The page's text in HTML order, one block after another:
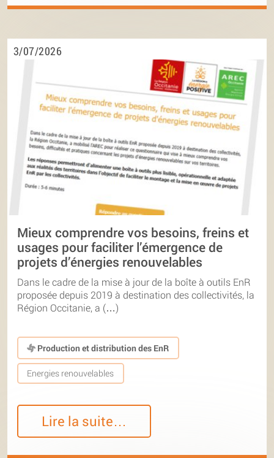
3/07/2026
Mieux comprendre vos besoins, freins et
usages pour faciliter l’émergence de
projets d’énergies renouvelables
Dans le cadre de la mise à jour de la boîte à outils EnR
proposée depuis 2019 à destination des collectivités, la
Région Occitanie, a (…)
Production et distribution des EnR
Energies renouvelables
Lire la suite…